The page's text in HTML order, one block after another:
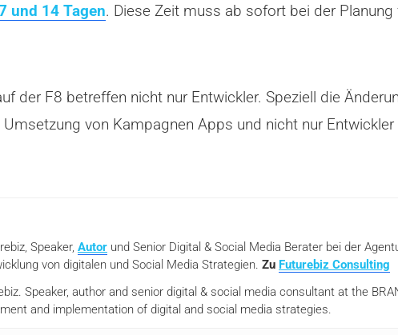
und 14 Tagen. Diese Zeit muss ab sofort bei der
der F8 betreffen nicht nur Entwickler. Speziell die
von Kampagnen Apps und nicht nur
Speaker, Autor und Senior Digital & Social Media Berater bei der
von digitalen und Social Media Strategien. Zu Futurebiz Consulting
Speaker, author and senior digital & social media consultant at the
and implementation of digital and social media strategies.